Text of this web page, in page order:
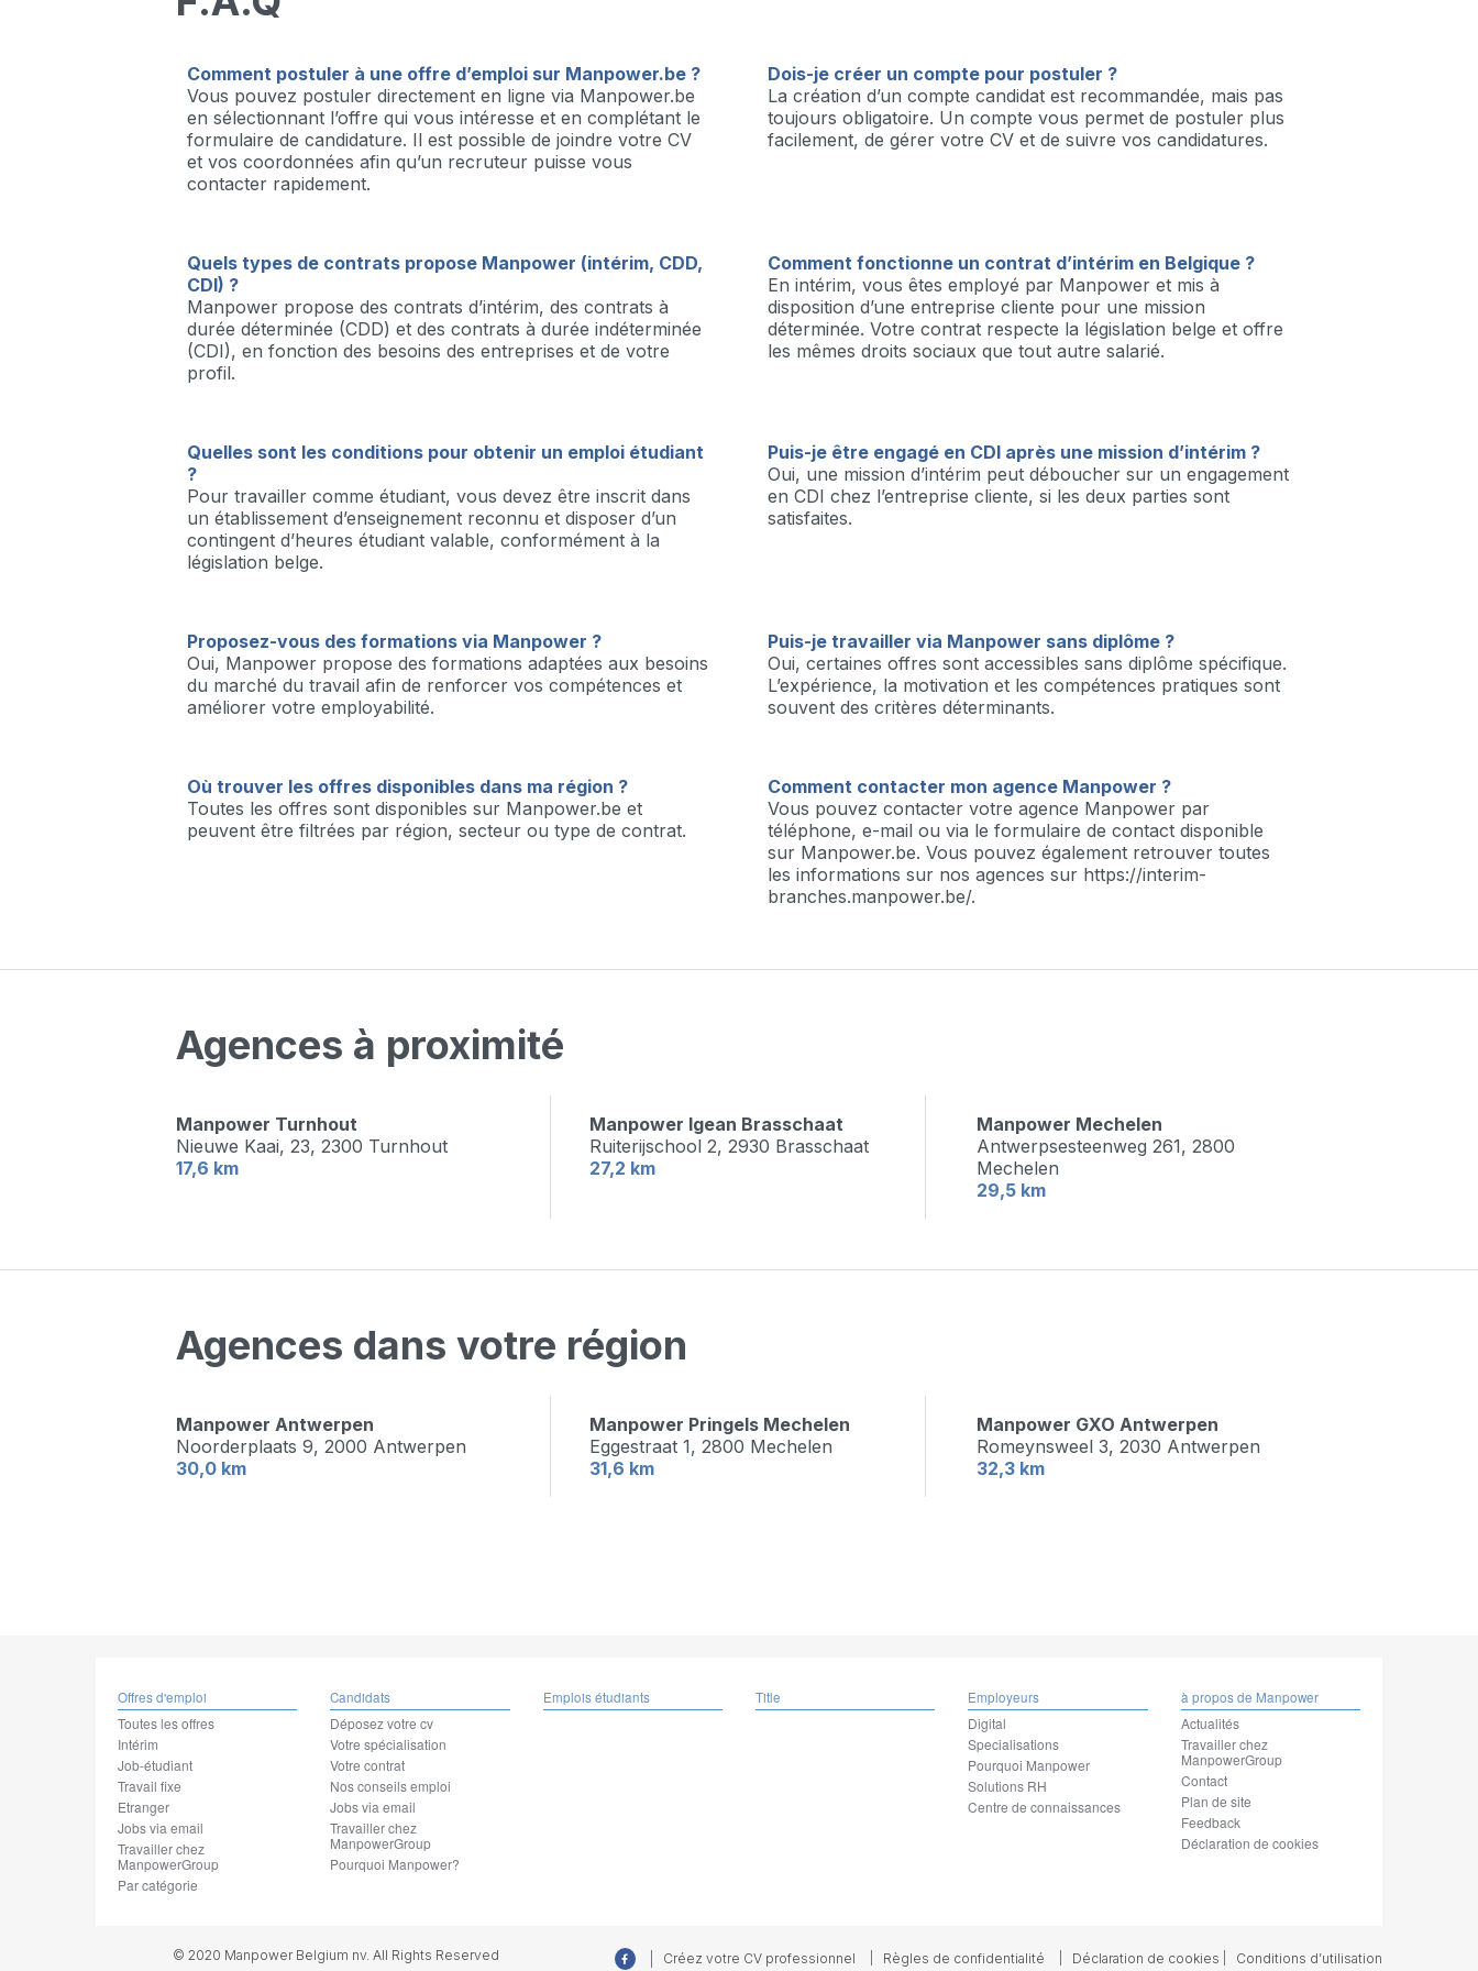
de werkvloer.
boor en zaagkunsten om dat
Comment postuler à une offre d’emploi sur Manpower.be ?
Vous pouvez postuler directement en ligne via Manpower.be
en sélectionnant l’offre qui vous intéresse et en complétant le
formulaire de candidature. Il est possible de joindre votre CV
et vos coordonnées afin qu’un recruteur puisse vous
contacter rapidement.
Dois-je créer un compte pour postuler ?
La création d’un compte candidat est recommandée, mais pas
toujours obligatoire. Un compte vous permet de postuler plus
facilement, de gérer votre CV et de suivre vos candidatures.
Quels types de contrats propose Manpower (intérim, CDD,
CDI) ?
Manpower propose des contrats d’intérim, des contrats à
durée déterminée (CDD) et des contrats à durée indéterminée
(CDI), en fonction des besoins des entreprises et de votre
profil.
Comment fonctionne un contrat d’intérim en Belgique ?
En intérim, vous êtes employé par Manpower et mis à
disposition d’une entreprise cliente pour une mission
déterminée. Votre contrat respecte la législation belge et offre
les mêmes droits sociaux que tout autre salarié.
Quelles sont les conditions pour obtenir un emploi étudiant
?
Pour travailler comme étudiant, vous devez être inscrit dans
un établissement d’enseignement reconnu et disposer d’un
contingent d’heures étudiant valable, conformément à la
législation belge.
Puis-je être engagé en CDI après une mission d’intérim ?
Oui, une mission d’intérim peut déboucher sur un engagement
en CDI chez l’entreprise cliente, si les deux parties sont
satisfaites.
Proposez-vous des formations via Manpower ?
Oui, Manpower propose des formations adaptées aux besoins
du marché du travail afin de renforcer vos compétences et
améliorer votre employabilité.
Puis-je travailler via Manpower sans diplôme ?
Oui, certaines offres sont accessibles sans diplôme spécifique.
L’expérience, la motivation et les compétences pratiques sont
souvent des critères déterminants.
Où trouver les offres disponibles dans ma région ?
Toutes les offres sont disponibles sur Manpower.be et
peuvent être filtrées par région, secteur ou type de contrat.
Comment contacter mon agence Manpower ?
Vous pouvez contacter votre agence Manpower par
téléphone, e-mail ou via le formulaire de contact disponible
sur Manpower.be. Vous pouvez également retrouver toutes
les informations sur nos agences sur https://interim-
branches.manpower.be/.
Agences à proximité
Manpower Turnhout
Nieuwe Kaai, 23, 2300 Turnhout
17,6 km
Manpower Igean Brasschaat
Ruiterijschool 2, 2930 Brasschaat
27,2 km
Manpower Mechelen
Antwerpsesteenweg 261, 2800
Mechelen
29,5 km
Agences dans votre région
Manpower Antwerpen
Noorderplaats 9, 2000 Antwerpen
30,0 km
Manpower Pringels Mechelen
Eggestraat 1, 2800 Mechelen
31,6 km
Manpower GXO Antwerpen
Romeynsweel 3, 2030 Antwerpen
32,3 km
Offres d'emploi
Toutes les offres
Intérim
Job-étudiant
Travail fixe
Etranger
Jobs via email
Travailler chez
ManpowerGroup
Par catégorie
Candidats
Déposez votre cv
Votre spécialisation
Votre contrat
Nos conseils emploi
Jobs via email
Travailler chez
ManpowerGroup
Pourquoi Manpower?
Emplois étudiants Title Employeurs
Digital
Specialisations
Pourquoi Manpower
Solutions RH
Centre de connaissances
à propos de Manpower
Actualités
Travailler chez
ManpowerGroup
Contact
Plan de site
Feedback
Déclaration de cookies
© 2020 Manpower Belgium nv. All Rights Reserved Créez votre CV professionnel Règles de confidentialité Déclaration de cookies Conditions d’utilisation